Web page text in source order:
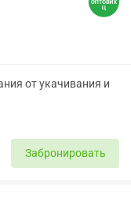
от укачивания и
Забронировать